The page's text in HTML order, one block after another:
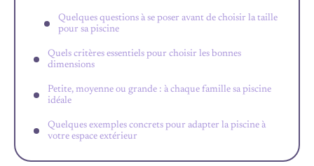
Quelques questions à se poser avant de choisir la taille
pour sa piscine
Quels critères essentiels pour choisir les bonnes
dimensions
Petite, moyenne ou grande : à chaque famille sa piscine
idéale
Quelques exemples concrets pour adapter la piscine à
votre espace extérieur